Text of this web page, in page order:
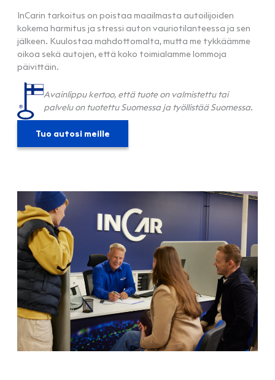
InCarin tarkoitus on poistaa maailmasta autoilijoiden
kokema harmitus ja stressi auton vauriotilanteessa ja sen
jälkeen. Kuulostaa mahdottomalta, mutta me tykkäämme
oikoa sekä autojen, että koko toimialamme lommoja
päivittäin.
Avainlippu kertoo, että tuote on valmistettu tai
palvelu on tuotettu Suomessa ja työllistää Suomessa.
Tuo autosi meille